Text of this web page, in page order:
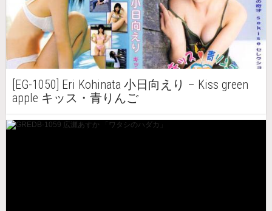
[EG-1050] Eri Kohinata 小日向えり – Kiss green
apple キッス・青りんご